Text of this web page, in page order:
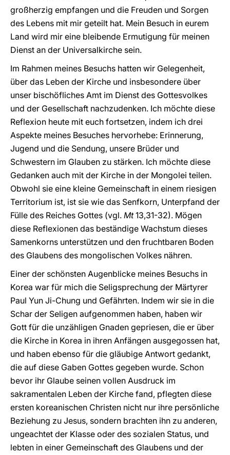
großherzig empfangen und die Freuden und Sorgen
des Lebens mit mir geteilt hat. Mein Besuch in eurem
Land wird mir eine bleibende Ermutigung für meinen
Dienst an der Universalkirche sein.
Im Rahmen meines Besuchs hatten wir Gelegenheit,
über das Leben der Kirche und insbesondere über
unser bischöfliches Amt im Dienst des Gottesvolkes
und der Gesellschaft nachzudenken. Ich möchte diese
Reflexion heute mit euch fortsetzen, indem ich drei
Aspekte meines Besuches hervorhebe: Erinnerung,
Jugend und die Sendung, unsere Brüder und
Schwestern im Glauben zu stärken. Ich möchte diese
Gedanken auch mit der Kirche in der Mongolei teilen.
Obwohl sie eine kleine Gemeinschaft in einem riesigen
Territorium ist, ist sie wie das Senfkorn, Unterpfand der
Fülle des Reiches Gottes (vgl. Mt13,31-32). Mögen
diese Reflexionen das beständige Wachstum dieses
Samenkorns unterstützen und den fruchtbaren Boden
des Glaubens des mongolischen Volkes nähren.
Einer der schönsten Augenblicke meines Besuchs in
Korea war für mich die Seligsprechung der Märtyrer
Paul Yun Ji-Chung und Gefährten. Indem wir sie in die
Schar der Seligen aufgenommen haben, haben wir
Gott für die unzähligen Gnaden gepriesen, die er über
die Kirche in Korea in ihren Anfängen ausgegossen hat,
und haben ebenso für die gläubige Antwort gedankt,
die auf diese Gaben Gottes gegeben wurde. Schon
bevor ihr Glaube seinen vollen Ausdruck im
sakramentalen Leben der Kirche fand, pflegten diese
ersten koreanischen Christen nicht nur ihre persönliche
Beziehung zu Jesus, sondern brachten ihn zu anderen,
ungeachtet der Klasse oder des sozialen Status, und
lebten in einer Gemeinschaft des Glaubens und der